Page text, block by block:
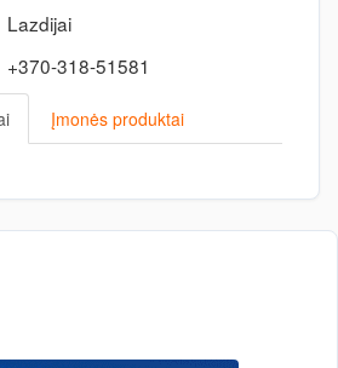
Lazdijai
+370-318-51581
Įmonės produktai